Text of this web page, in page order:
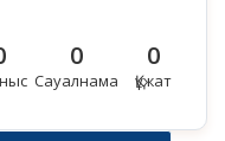
0
Сауалнама
0
Құжат